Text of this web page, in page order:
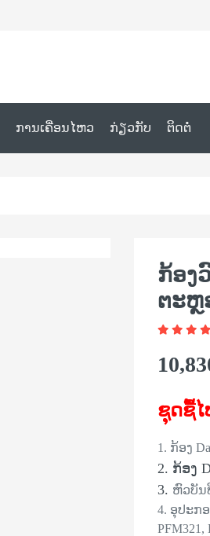
ການເຄື່ອນໄຫວ ກ່ຽວກັບ ຕິດຕໍ່
ກ້ອງ
ຕະຫຼ
ຊຸດຊື້ໄ
1. ກ້ອງ
2. ກ້ອງ
3. ຫົວບັນ
4. ອຸປະກ
PFM321,